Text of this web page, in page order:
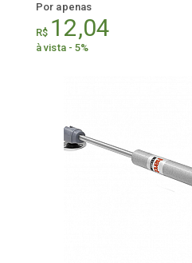
Por apenas
R$ 12,04
à vista - 5%